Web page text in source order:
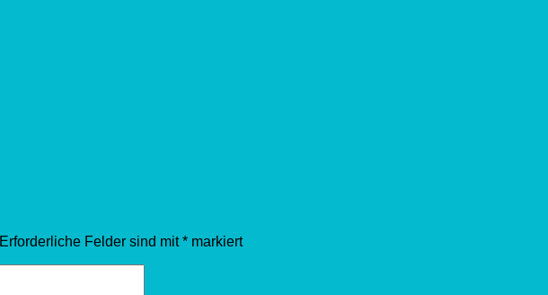
Erforderliche Felder sind mit* markiert